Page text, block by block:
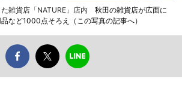
雑貨店「NATURE」店内 秋田の雑貨店が広面に
など1000点そろえ（この写真の記事へ）